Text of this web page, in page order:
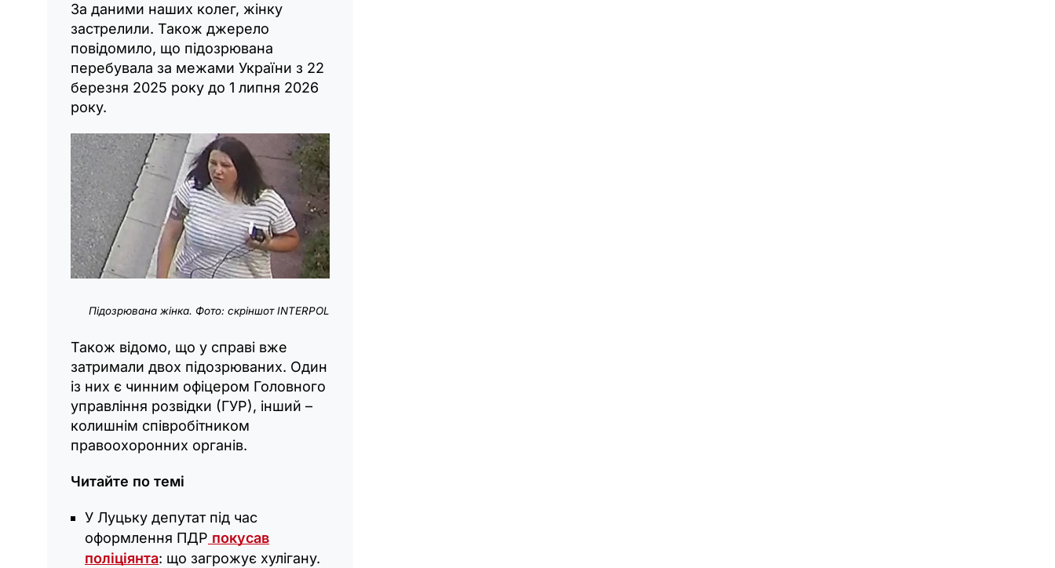
За даними наших колег, жінку
застрелили. Також джерело
повідомило, що підозрювана
перебувала за межами України з 22
березня 2025 року до 1 липня 2026
року.
Підозрювана жінка. Фото: скріншот INTERPOL
Також відомо, що у справі вже
затримали двох підозрюваних. Один
із них є чинним офіцером Головного
управління розвідки (ГУР), інший –
колишнім співробітником
правоохоронних органів.
Читайте по темі
У Луцьку депутат під час
оформлення ПДР покусав
поліціянта: що загрожує хулігану.